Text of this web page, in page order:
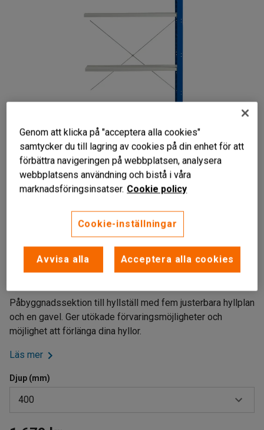
Liknande produkter
Slitstark konstruktion
Fem justerbara hyllplan
Påbyggnadssektion till hyllställ med fem justerbara hyllplan
och en gavel. Ger utökade förvaringsmöjligheter och
möjlighet att förlänga dina hyllor.
Läs mer
Djup (mm)
400
Genom att klicka på "acceptera alla cookies"
samtycker du till lagring av cookies på din enhet för att
förbättra navigeringen på webbplatsen, analysera
webbplatsens användning och bistå i våra
marknadsföringsinsatser. Cookie policy
Cookie-inställningar
Avvisa alla Acceptera alla cookies